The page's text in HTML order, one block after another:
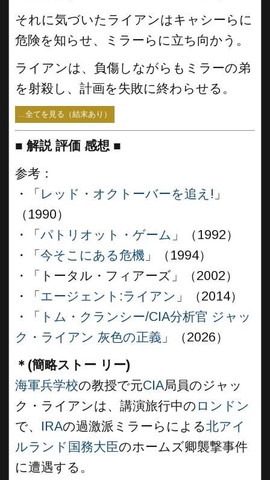
それに気づいたライアンはキャシーらに
危険を知らせ、ミラーらに立ち向かう。
ライアンは、負傷しながらもミラーの弟
を射殺し、計画を失敗に終わらせる。
...全てを見る（結末あり）
■ 解説 評価 感想 ■
参考：
・「 レッド・オクトーバーを追え! 」
（1990）
・「 パトリオット・ゲーム 」（1992）
・「 今そこにある危機 」（1994）
・「トータル・フィアーズ」（2002）
・「 エージェント:ライアン 」（2014）
・「 トム・クランシー/CIA分析官 ジャッ
ク・ライアン 灰色の正義 」（2026）
＊(簡略ストー リー)
海軍兵学校の教授で元CIA局員のジャッ
ク・ライアンは、講演旅行中の ロンドン
で、 IRAの過激派ミラーらによる北アイ
ルランド国務大臣のホームズ卿襲撃事件
に遭遇する。